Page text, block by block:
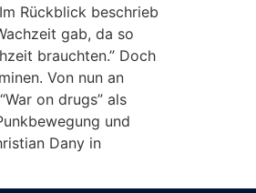
Rückblick beschrieb
gab, da so
brauchten.” Doch
Von nun an
on drugs” als
und
Dany in